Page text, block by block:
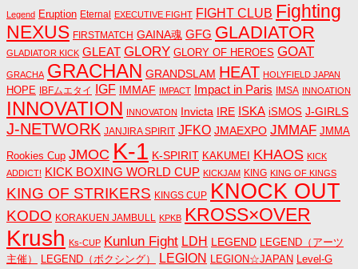
Legend Eruption Eternal EXECUTIVE FIGHT FIGHT CLUB Fighting
NEXUS FIRSTMATCH GAINA魂 GFG GLADIATOR
GLADIATOR KICK GLEAT GLORY GLORY OF HEROES GOAT
GRACHA GRACHAN GRANDSLAM HEAT HOLYFIELD JAPAN
HOPE IBFムエタイ IGF IMMAF IMPACT Impact in Paris IMSA INNOATION
INNOVATION INNOVATON Invicta IRE ISKA iSMOS J-GIRLS
J-NETWORK JANJIRA SPIRIT JFKO JMAEXPO JMMAF JMMA
Rookies Cup JMOC K-1 K-SPIRIT KAKUMEI KHAOS KICK
ADDICT! KICK BOXING WORLD CUP KICKJAM KING KING OF KINGS
KING OF STRIKERS KINGS CUP KNOCK OUT
KODO KORAKUEN JAMBULL KPKB KROSS×OVER
Krush Ks-CUP Kunlun Fight LDH LEGEND
LEGEND（アーツ
主催）
LEGEND（ボクシング） LEGION LEGION☆JAPAN Level-G